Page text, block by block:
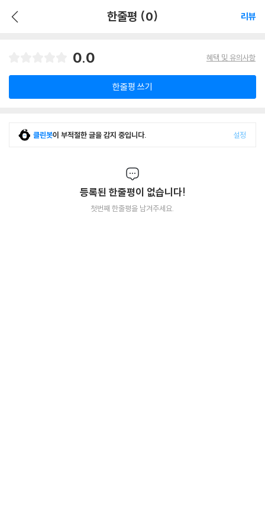
한줄평 (0) 리뷰
0.0 혜택 및 유의사항
한줄평 쓰기
클린봇이 부적절한 글을 감지 중입니다. 설정
등록된 한줄평이 없습니다!
첫번째 한줄평을 남겨주세요.